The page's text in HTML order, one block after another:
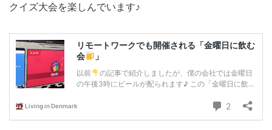
ABOUT US - サイトについて
クイズ大会を楽しんでいます♪